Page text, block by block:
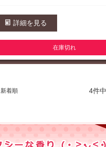
詳細を見る
在庫切れ
新着順 4件中